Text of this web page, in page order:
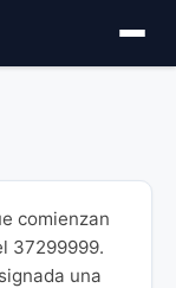
comienzan
37299999.
una